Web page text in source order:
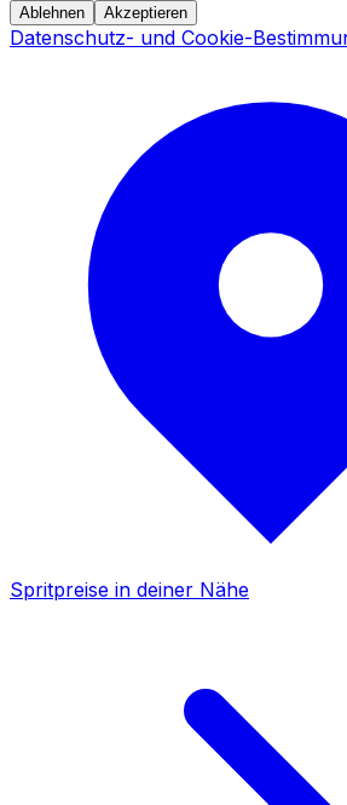
Ablehnen Akzeptieren
Datenschutz- und Cookie-
Spritpreise in deiner Nähe